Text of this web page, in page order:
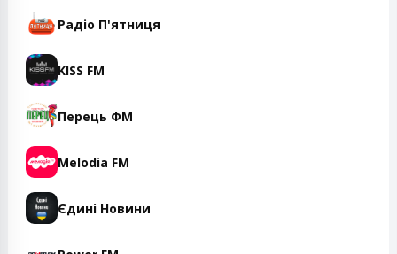
Радіо П'ятниця
KISS FM
Перець ФМ
Melodia FM
Єдині Новини